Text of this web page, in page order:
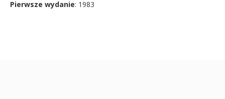
Pierwsze wydanie: 1983